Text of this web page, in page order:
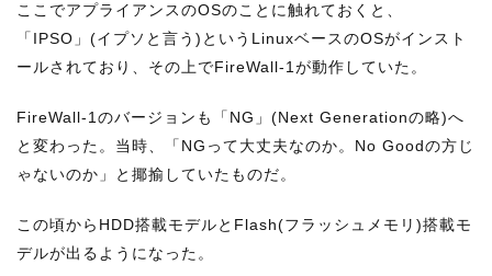
ここでアプライアンスのOSのことに触れておくと、
「IPSO」(イプソと言う)というLinuxベースのOSがインスト
ールされており、その上でFireWall-1が動作していた。
FireWall-1のバージョンも「NG」(Next Generationの略)へ
と変わった。当時、「NGって大丈夫なのか。No Goodの方じ
ゃないのか」と揶揄していたものだ。
この頃からHDD搭載モデルとFlash(フラッシュメモリ)搭載モ
デルが出るようになった。